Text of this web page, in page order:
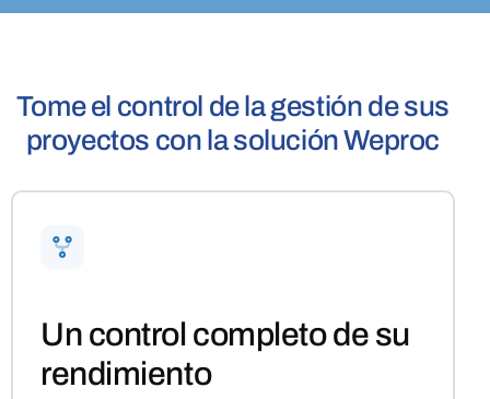
Tome el control de la gestión de sus
proyectos con la solución Weproc
Un control completo de su
rendimiento